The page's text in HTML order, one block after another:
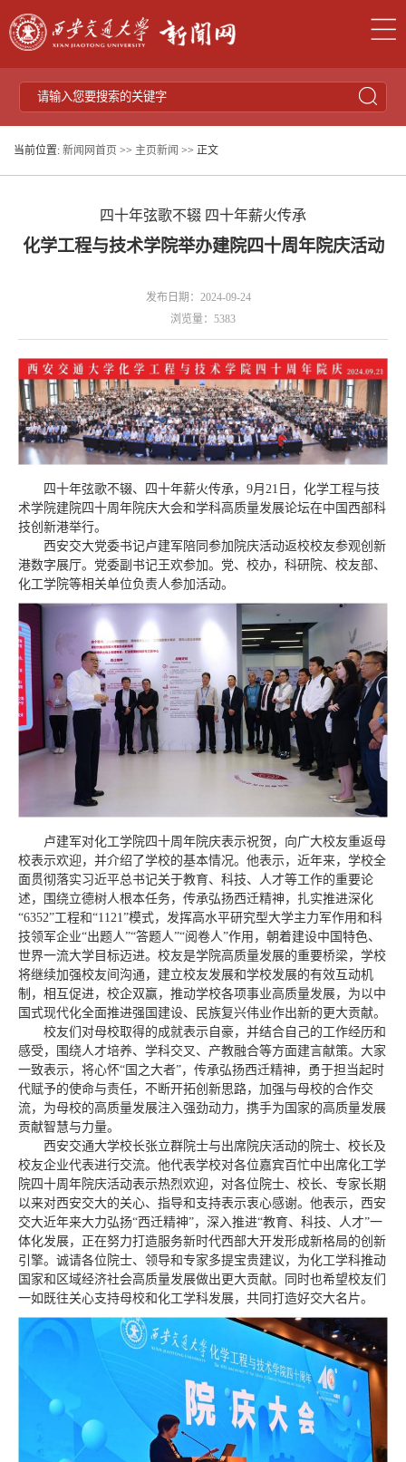
当前位置: 新闻网首页 >> 主页新闻 >> 正文
四十年弦歌不辍 四十年薪火传承
化学工程与技术学院举办建院四十周年院庆活动
发布日期：2024-09-24
浏览量： 5383
四十年弦歌不辍、四十年薪火传承，9月21日，化学工程与技
术学院建院四十周年院庆大会和学科高质量发展论坛在中国西部科
技创新港举行。
西安交大党委书记卢建军陪同参加院庆活动返校校友参观创新
港数字展厅。党委副书记王欢参加。党、校办，科研院、校友部、
化工学院等相关单位负责人参加活动。
卢建军对化工学院四十周年院庆表示祝贺，向广大校友重返母
校表示欢迎，并介绍了学校的基本情况。他表示，近年来，学校全
面贯彻落实习近平总书记关于教育、科技、人才等工作的重要论
述，围绕立德树人根本任务，传承弘扬西迁精神，扎实推进深化
“6352”工程和“1121”模式，发挥高水平研究型大学主力军作用和科
技领军企业“出题人”“答题人”“阅卷人”作用，朝着建设中国特色、
世界一流大学目标迈进。校友是学院高质量发展的重要桥梁，学校
将继续加强校友间沟通，建立校友发展和学校发展的有效互动机
制，相互促进，校企双赢，推动学校各项事业高质量发展，为以中
国式现代化全面推进强国建设、民族复兴伟业作出新的更大贡献。
校友们对母校取得的成就表示自豪，并结合自己的工作经历和
感受，围绕人才培养、学科交叉、产教融合等方面建言献策。大家
一致表示，将心怀“国之大者”，传承弘扬西迁精神，勇于担当起时
代赋予的使命与责任，不断开拓创新思路，加强与母校的合作交
流，为母校的高质量发展注入强劲动力，携手为国家的高质量发展
贡献智慧与力量。
西安交通大学校长张立群院士与出席院庆活动的院士、校长及
校友企业代表进行交流。他代表学校对各位嘉宾百忙中出席化工学
院四十周年院庆活动表示热烈欢迎，对各位院士、校长、专家长期
以来对西安交大的关心、指导和支持表示衷心感谢。他表示，西安
交大近年来大力弘扬“西迁精神”，深入推进“教育、科技、人才”一
体化发展，正在努力打造服务新时代西部大开发形成新格局的创新
引擎。诚请各位院士、领导和专家多提宝贵建议，为化工学科推动
国家和区域经济社会高质量发展做出更大贡献。同时也希望校友们
一如既往关心支持母校和化工学科发展，共同打造好交大名片。